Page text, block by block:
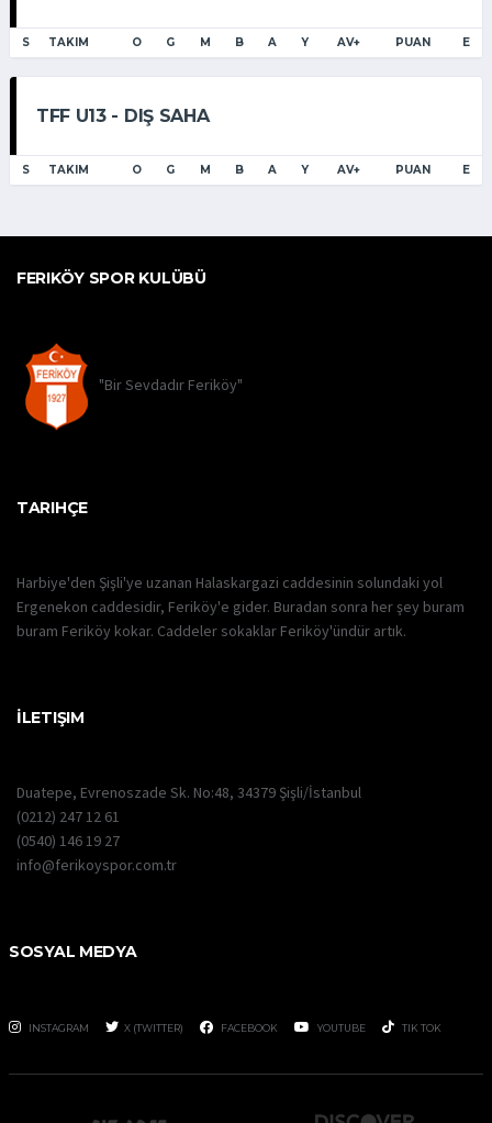
S TAKIM O G M B A Y AV+ PUAN E
TFF U13- DIŞ SAHA
S TAKIM O G M B A Y AV+ PUAN E
FERIKÖY SPOR KULÜBÜ
"Bir Sevdadır Feriköy"
TARIHÇE
Harbiye'den Şişli'ye uzanan Halaskargazi caddesinin solundaki yol
Ergenekon caddesidir, Feriköy'e gider. Buradan sonra her şey buram
buram Feriköy kokar. Caddeler sokaklar Feriköy'ündür artık.
İLETIŞIM
Duatepe, Evrenoszade Sk. No:48, 34379 Şişli/İstanbul
(0212) 247 12 61
(0540) 146 19 27
info@ferikoyspor.com.tr
SOSYAL MEDYA
INSTAGRAM X (TWITTER) FACEBOOK YOUTUBE TIK TOK